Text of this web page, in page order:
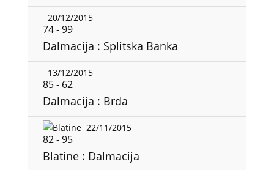
20/12/2015
74-99
Dalmacija : Splitska Banka
13/12/2015
85- 62
Dalmacija : Brda
22/11/2015
82-95
Blatine : Dalmacija